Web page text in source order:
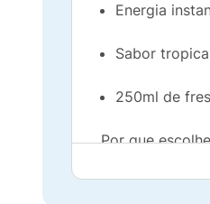
Energia
Sabor
250ml de
Por que
Melhor